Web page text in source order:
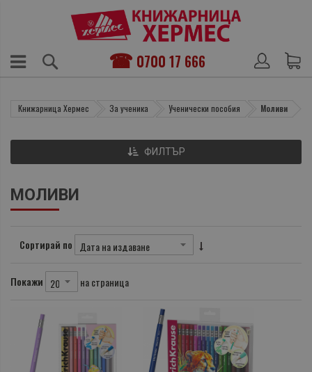
0700 17 666
Книжарница Хермес За ученика Ученически пособия Моливи
МОЛИВИ
Сортирай по
Покажи на страница
ФИЛТЪР